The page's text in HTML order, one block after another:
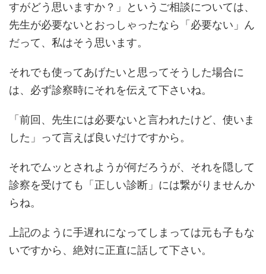
すがどう思いますか？」というご相談については、
先生が必要ないとおっしゃったなら「必要ない」ん
だって、私はそう思います。
それでも使ってあげたいと思ってそうした場合に
は、必ず診察時にそれを伝えて下さいね。
「前回、先生には必要ないと言われたけど、使いま
した」って言えば良いだけですから。
それでムッとされようが何だろうが、それを隠して
診察を受けても「正しい診断」には繋がりませんか
らね。
上記のように手遅れになってしまっては元も子もな
いですから、絶対に正直に話して下さい。